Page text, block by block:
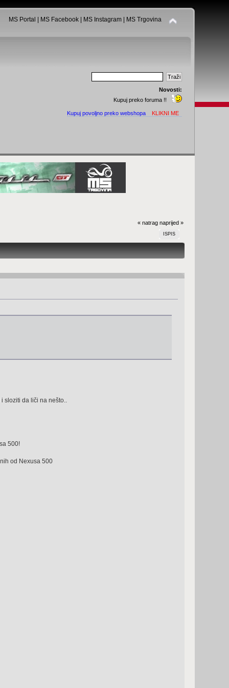
MS Portal MS Facebook| MS Instagram| MS Trgovina
Novosti:
Kupuj preko foruma !!
Kupuj povoljno preko webshopa KLIKNI ME
« natrag naprijed »
ISPIS
sloziti da liči na nešto..
500!
od Nexusa 500